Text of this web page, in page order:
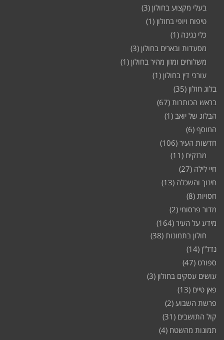
בעלי מקצוע בחולון (3)
טיפוח ויופי בחולון (1)
כלי נגינה (1)
מסעדות ובארים בחולון (3)
משלוחים ומזון מהיר בחולון (1)
עורכי דין בחולון (1)
בלוג חולון (35)
בראש הכותרות (67)
הבלוג של יואב (1)
המוסף (6)
חדשות העיר (106)
מבזקים (11)
חיי לילה (27)
חינוך והשכלה (13)
חסויות (8)
מדור פרסומי (2)
מידע על העיר (164)
חולון בתמונות (38)
נדל"ן (14)
ספורט (47)
עושים עסקים בחולון (3)
פאן טיים (13)
פרשת השבוע (2)
קול התושבים (31)
תמונות מהשטח (4)